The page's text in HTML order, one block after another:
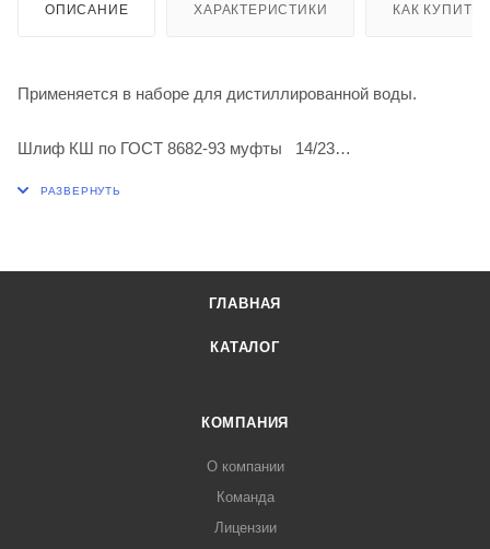
ОПИСАНИЕ ХАРАКТЕРИСТИКИ КАК КУПИТЬ
Применяется в наборе для дистиллированной воды.
Шлиф КШ по ГОСТ 8682-93 муфты 14/23
ГЛАВНАЯ
КАТАЛОГ
КОМПАНИЯ
О компании
Команда
Лицензии